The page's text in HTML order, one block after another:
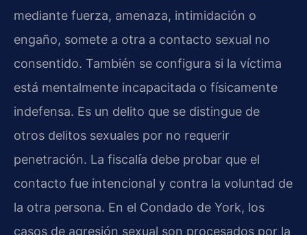
mediante fuerza, amenaza, intimidación o
engaño, somete a otra a contacto sexual no
consentido. También se configura si la víctima
está mentalmente incapacitada o físicamente
indefensa. Es un delito que se distingue de
otros delitos sexuales por no requerir
penetración. La fiscalía debe probar que el
contacto fue intencional y contra la voluntad de
la otra persona. En el Condado de York, los
casos de agresión sexual son procesados por la